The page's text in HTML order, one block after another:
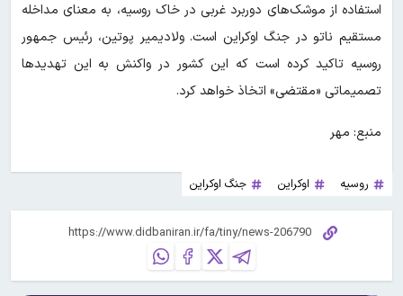
استفاده از موشک‌های دوربرد غربی در خاک روسیه، به معنای مداخله
مستقیم ناتو در جنگ اوکراین است. ولادیمیر پوتین، رئیس جمهور
روسیه تاکید کرده است که این کشور در واکنش به این تهدیدها
تصمیماتی «مقتضی» اتخاذ خواهد کرد.
منبع: مهر
روسیه اوکراین جنگ اوکراین